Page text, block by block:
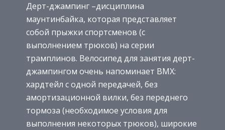
Дерт-джампинг –дисциплина
маунтинбайка, которая представляет
собой прыжки спортсменов (с
выполнением трюков) на серии
трамплинов. Велосипед для занятия дерт-
джампингом очень напоминает BMX:
хардтейл с одной передачей, без
амортизационной вилки, без переднего
тормоза (необходимое условия для
выполнения некоторых трюков), широкие